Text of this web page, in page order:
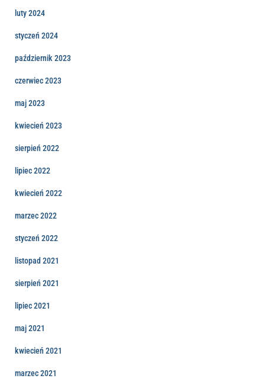
luty 2024
styczeń 2024
październik 2023
czerwiec 2023
maj 2023
kwiecień 2023
sierpień 2022
lipiec 2022
kwiecień 2022
marzec 2022
styczeń 2022
listopad 2021
sierpień 2021
lipiec 2021
maj 2021
kwiecień 2021
marzec 2021